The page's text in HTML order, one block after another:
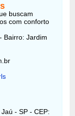
buscam
com conforto
Bairro: Jardim
- SP - CEP: